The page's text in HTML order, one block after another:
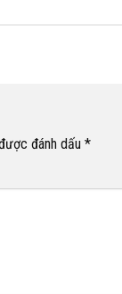
đánh dấu *